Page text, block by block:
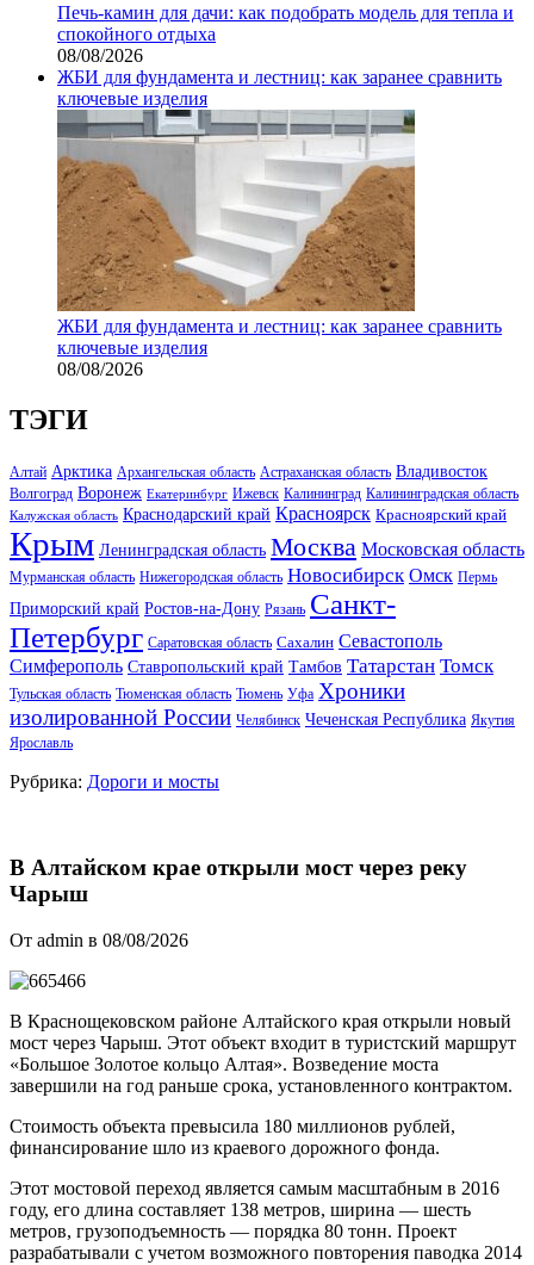
Печь-камин для дачи: как подобрать модель для тепла и
спокойного отдыха
08/08/2026
ЖБИ для фундамента и лестниц: как заранее сравнить
ключевые изделия
ЖБИ для фундамента и лестниц: как заранее сравнить
ключевые изделия
08/08/2026
ТЭГИ
Алтай Арктика Архангельская область Астраханская область Владивосток
Волгоград Воронеж Екатеринбург Ижевск Калининград Калининградская область
Калужская область Краснодарский край Красноярск Красноярский край
Крым Ленинградская область Москва Московская область
Мурманская область Нижегородская область Новосибирск Омск Пермь
Приморский край Ростов-на-Дону Рязань Санкт-
Петербург Саратовская область Сахалин Севастополь
Симферополь Ставропольский край Тамбов Татарстан Томск
Тульская область Тюменская область Тюмень Уфа Хроники
изолированной России Челябинск Чеченская Республика Якутия
Ярославль
Рубрика: Дороги и мосты
В Алтайском крае открыли мост через реку
Чарыш
От admin в 08/08/2026
В Краснощековском районе Алтайского края открыли новый
мост через Чарыш. Этот объект входит в туристский маршрут
«Большое Золотое кольцо Алтая». Возведение моста
завершили на год раньше срока, установленного контрактом.
Стоимость объекта превысила 180 миллионов рублей,
финансирование шло из краевого дорожного фонда.
Этот мостовой переход является самым масштабным в 2016
году, его длина составляет 138 метров, ширина — шесть
метров, грузоподъемность — порядка 80 тонн. Проект
разрабатывали с учетом возможного повторения паводка 2014